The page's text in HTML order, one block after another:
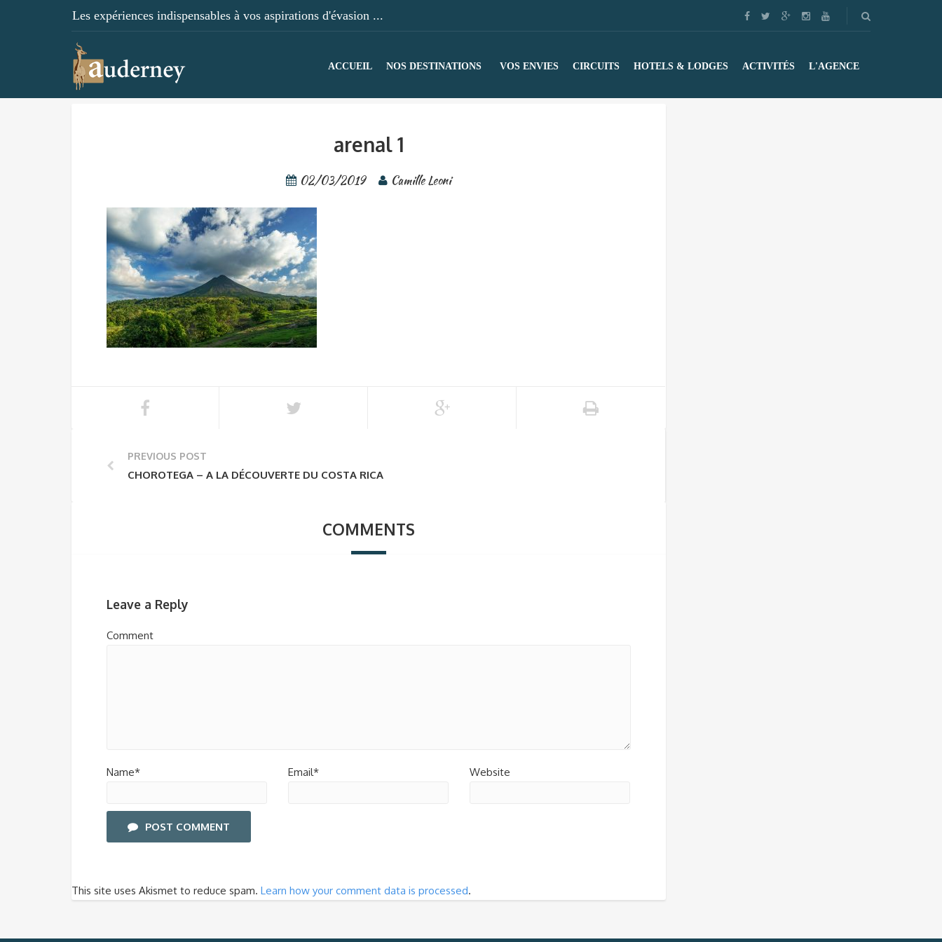
Les expériences indispensables à vos aspirations d'évasion ...
ACCUEIL NOS DESTINATIONS VOS ENVIES CIRCUITS HOTELS & LODGES ACTIVITÉS L'AGENCE
arenal 1
02/03/2019 Camille Leoni
PREVIOUS POST
CHOROTEGA – A LA DÉCOUVERTE DU COSTA RICA
COMMENTS
Leave a Reply
Comment
Name* Email* Website
POST COMMENT
This site uses Akismet to reduce spam. Learn how your comment data is processed.